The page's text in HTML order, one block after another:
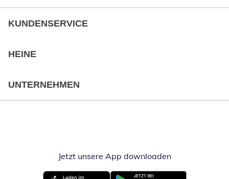
KUNDENSERVICE
HEINE
UNTERNEHMEN
Jetzt unsere App downloadenÖffnet in